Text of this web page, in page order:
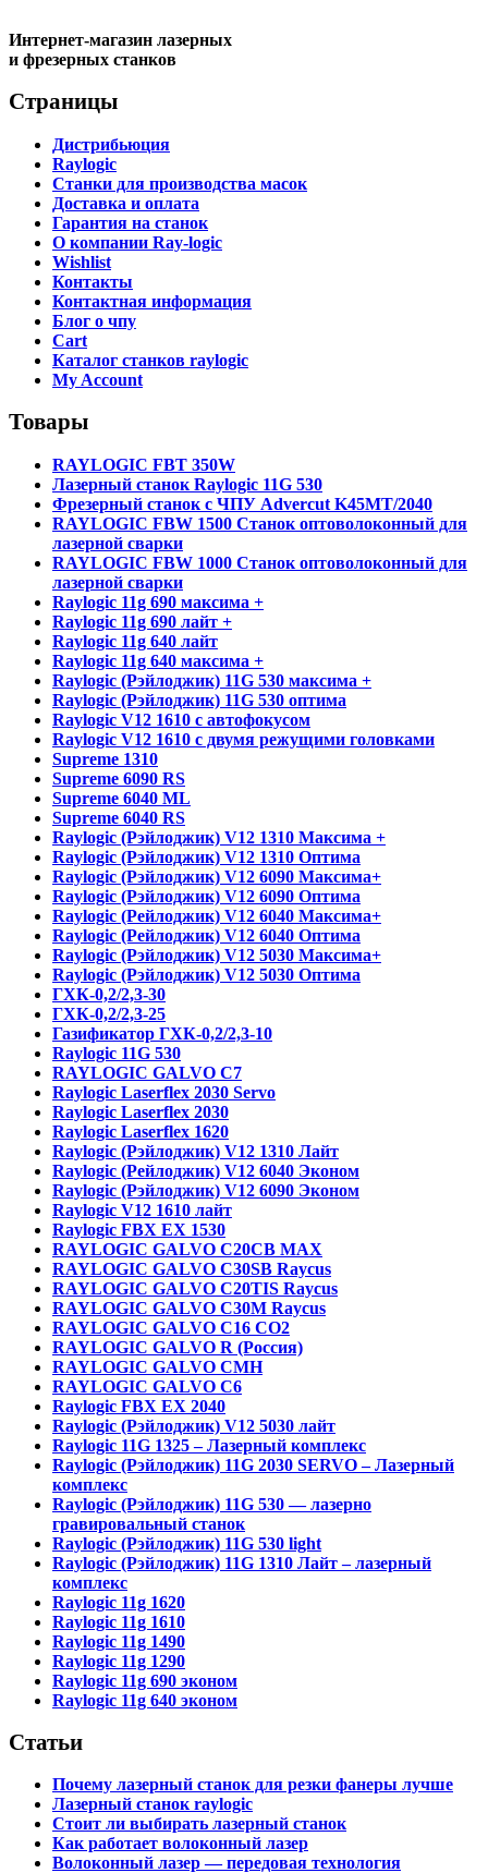
Интернет-магазин лазерных
и фрезерных станков
Страницы
Дистрибьюция
Raylogic
Станки для производства масок
Доставка и оплата
Гарантия на станок
О компании Ray-logic
Wishlist
Контакты
Контактная информация
Блог о чпу
Cart
Каталог станков raylogic
My Account
Товары
RAYLOGIC FBT 350W
Лазерный станок Raylogic 11G 530
Фрезерный станок с ЧПУ Advercut K45MT/2040
RAYLOGIC FBW 1500 Станок оптоволоконный для
лазерной сварки
RAYLOGIC FBW 1000 Станок оптоволоконный для
лазерной сварки
Raylogic 11g 690 максима +
Raylogic 11g 690 лайт +
Raylogic 11g 640 лайт
Raylogic 11g 640 максима +
Raylogic (Рэйлоджик) 11G 530 максима +
Raylogic (Рэйлоджик) 11G 530 оптима
Raylogic V12 1610 с автофокусом
Raylogic V12 1610 с двумя режущими головками
Supreme 1310
Supreme 6090 RS
Supreme 6040 ML
Supreme 6040 RS
Raylogic (Рэйлоджик) V12 1310 Максима +
Raylogic (Рэйлоджик) V12 1310 Оптима
Raylogic (Рэйлоджик) V12 6090 Максима+
Raylogic (Рэйлоджик) V12 6090 Оптима
Raylogic (Рейлоджик) V12 6040 Максима+
Raylogic (Рейлоджик) V12 6040 Оптима
Raylogic (Рэйлоджик) V12 5030 Максима+
Raylogic (Рэйлоджик) V12 5030 Оптима
ГХК-0,2/2,3-30
ГХК-0,2/2,3-25
Газификатор ГХК-0,2/2,3-10
Raylogic 11G 530
RAYLOGIC GALVO С7
Raylogic Laserflex 2030 Servo
Raylogic Laserflex 2030
Raylogic Laserflex 1620
Raylogic (Рэйлоджик) V12 1310 Лайт
Raylogic (Рейлоджик) V12 6040 Эконом
Raylogic (Рэйлоджик) V12 6090 Эконом
Raylogic V12 1610 лайт
Raylogic FBX EX 1530
RAYLOGIC GALVO С20CB MAX
RAYLOGIC GALVO С30SB Raycus
RAYLOGIC GALVO C20TIS Raycus
RAYLOGIC GALVO С30M Raycus
RAYLOGIC GALVO С16 CO2
RAYLOGIC GALVO R (Россия)
RAYLOGIC GALVO CMH
RAYLOGIC GALVO С6
Raylogic FBX EX 2040
Raylogic (Рэйлоджик) V12 5030 лайт
Raylogic 11G 1325 – Лазерный комплекс
Raylogic (Рэйлоджик) 11G 2030 SERVO – Лазерный
комплекс
Raylogic (Рэйлоджик) 11G 530 — лазерно
гравировальный станок
Raylogic (Рэйлоджик) 11G 530 light
Raylogic (Рэйлоджик) 11G 1310 Лайт – лазерный
комплекс
Raylogic 11g 1620
Raylogic 11g 1610
Raylogic 11g 1490
Raylogic 11g 1290
Raylogic 11g 690 эконом
Raylogic 11g 640 эконом
Статьи
Почему лазерный станок для резки фанеры лучше
Лазерный станок raylogic
Стоит ли выбирать лазерный станок
Как работает волоконный лазер
Волоконный лазер — передовая технология